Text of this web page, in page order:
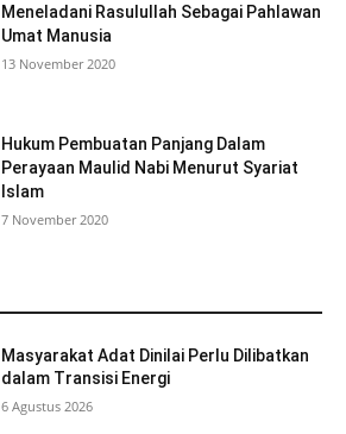
Meneladani Rasulullah Sebagai Pahlawan
Umat Manusia
13 November 2020
Hukum Pembuatan Panjang Dalam
Perayaan Maulid Nabi Menurut Syariat
Islam
7 November 2020
Masyarakat Adat Dinilai Perlu Dilibatkan
dalam Transisi Energi
6 Agustus 2026